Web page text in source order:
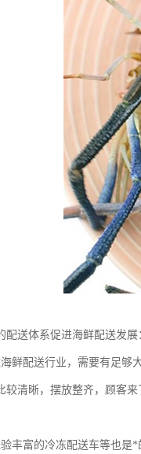
配送体系促进海鲜配送发展
鲜配送行业，需要有足够
较清晰，摆放整齐，顾客
丰富的冷冻配送车等也是